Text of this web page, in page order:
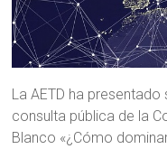
La AETD ha
consulta pública de la
Blanco «¿Cómo